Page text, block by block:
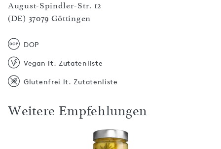
August-Spindler-Str. 12
(DE) 37079 Göttingen
DOP
Vegan lt. Zutatenliste
Glutenfrei lt. Zutatenliste
Weitere Empfehlungen